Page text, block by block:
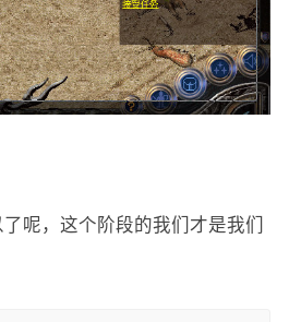
呢，这个阶段的我们才是我们